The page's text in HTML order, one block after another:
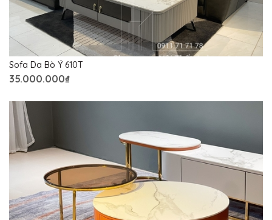
Sofa Da Bò Ý 610T
35.000.000₫